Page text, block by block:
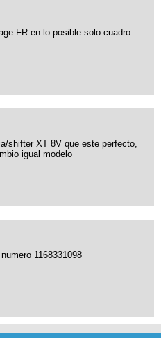
FR en lo posible solo cuadro.
shifter XT 8V que este perfecto,
igual modelo
1168331098